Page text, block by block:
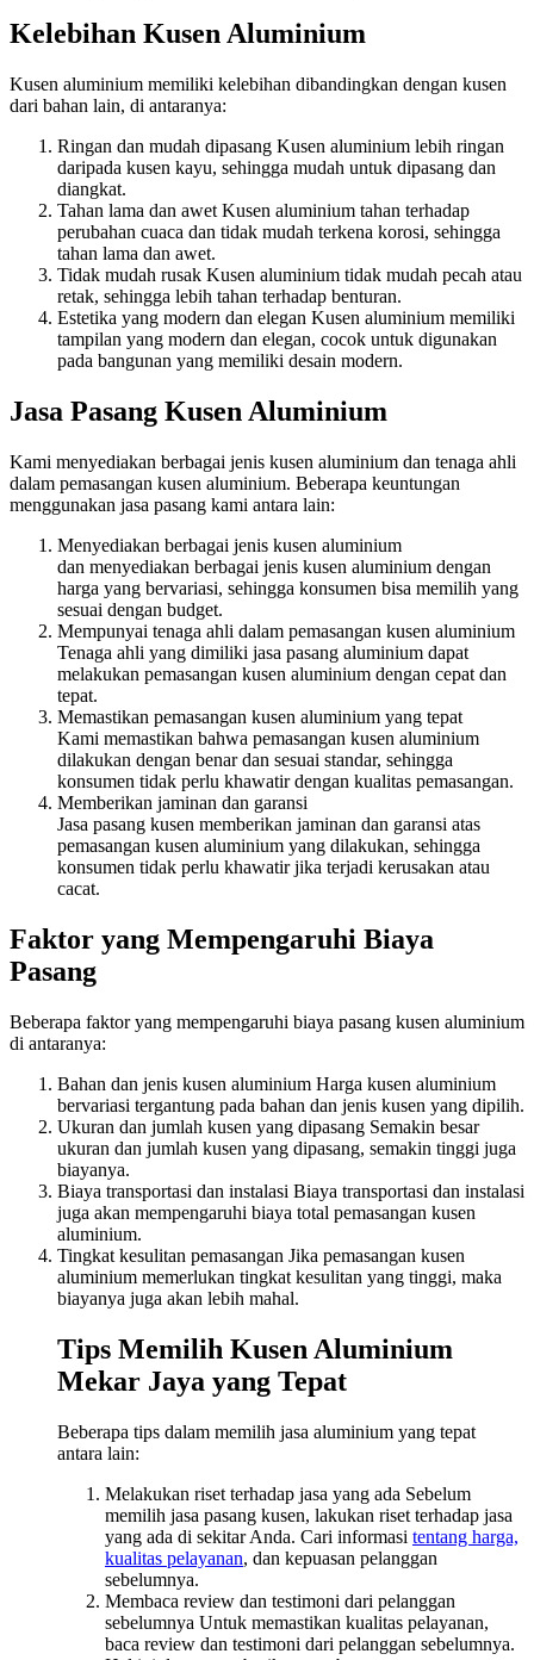
Kelebihan Kusen Aluminium
Kusen aluminium memiliki kelebihan dibandingkan dengan kusen
dari bahan lain, di antaranya:
Ringan dan mudah dipasang Kusen aluminium lebih ringan
daripada kusen kayu, sehingga mudah untuk dipasang dan
diangkat.
Tahan lama dan awet Kusen aluminium tahan terhadap
perubahan cuaca dan tidak mudah terkena korosi, sehingga
tahan lama dan awet.
Tidak mudah rusak Kusen aluminium tidak mudah pecah atau
retak, sehingga lebih tahan terhadap benturan.
Estetika yang modern dan elegan Kusen aluminium memiliki
tampilan yang modern dan elegan, cocok untuk digunakan
pada bangunan yang memiliki desain modern.
Jasa Pasang Kusen Aluminium
Kami menyediakan berbagai jenis kusen aluminium dan tenaga ahli
dalam pemasangan kusen aluminium. Beberapa keuntungan
menggunakan jasa pasang kami antara lain:
Menyediakan berbagai jenis kusen aluminium
dan menyediakan berbagai jenis kusen aluminium dengan
harga yang bervariasi, sehingga konsumen bisa memilih yang
sesuai dengan budget.
Mempunyai tenaga ahli dalam pemasangan kusen aluminium
Tenaga ahli yang dimiliki jasa pasang aluminium dapat
melakukan pemasangan kusen aluminium dengan cepat dan
tepat.
Memastikan pemasangan kusen aluminium yang tepat
Kami memastikan bahwa pemasangan kusen aluminium
dilakukan dengan benar dan sesuai standar, sehingga
konsumen tidak perlu khawatir dengan kualitas pemasangan.
Memberikan jaminan dan garansi
Jasa pasang kusen memberikan jaminan dan garansi atas
pemasangan kusen aluminium yang dilakukan, sehingga
konsumen tidak perlu khawatir jika terjadi kerusakan atau
cacat.
Faktor yang Mempengaruhi Biaya
Pasang
Beberapa faktor yang mempengaruhi biaya pasang kusen aluminium
di antaranya:
Bahan dan jenis kusen aluminium Harga kusen aluminium
bervariasi tergantung pada bahan dan jenis kusen yang dipilih.
Ukuran dan jumlah kusen yang dipasang Semakin besar
ukuran dan jumlah kusen yang dipasang, semakin tinggi juga
biayanya.
Biaya transportasi dan instalasi Biaya transportasi dan instalasi
juga akan mempengaruhi biaya total pemasangan kusen
aluminium.
Tingkat kesulitan pemasangan Jika pemasangan kusen
aluminium memerlukan tingkat kesulitan yang tinggi, maka
biayanya juga akan lebih mahal.
Tips Memilih Kusen Aluminium
Mekar Jaya yang Tepat
Beberapa tips dalam memilih jasa aluminium yang tepat
antara lain:
Melakukan riset terhadap jasa yang ada Sebelum
memilih jasa pasang kusen, lakukan riset terhadap jasa
yang ada di sekitar Anda. Cari informasi tentang harga,
kualitas pelayanan, dan kepuasan pelanggan
sebelumnya.
Membaca review dan testimoni dari pelanggan
sebelumnya Untuk memastikan kualitas pelayanan,
baca review dan testimoni dari pelanggan sebelumnya.